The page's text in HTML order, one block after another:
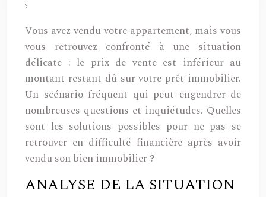
?
Vous avez vendu votre appartement, mais vous
vous retrouvez confronté à une situation
délicate : le prix de vente est inférieur au
montant restant dû sur votre prêt immobilier.
Un scénario fréquent qui peut engendrer de
nombreuses questions et inquiétudes. Quelles
sont les solutions possibles pour ne pas se
retrouver en difficulté financière après avoir
vendu son bien immobilier ?
ANALYSE DE LA SITUATION